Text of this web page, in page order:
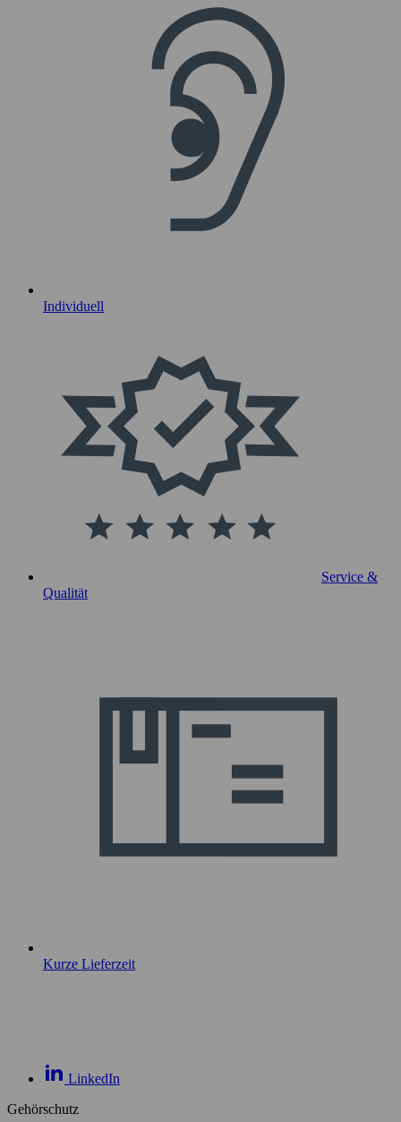
Individuell
Service &
Qualität
Kurze Lieferzeit
LinkedIn
Gehörschutz